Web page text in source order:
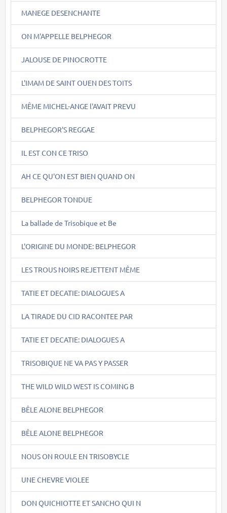
MANEGE DESENCHANTE
ON M'APPELLE BELPHEGOR
JALOUSE DE PINOCROTTE
L'IMAM DE SAINT OUEN DES TOITS
MÊME MICHEL-ANGE l'AVAIT PREVU
BELPHEGOR'S REGGAE
IL EST CON CE TRISO
AH CE QU'ON EST BIEN QUAND ON
BELPHEGOR TONDUE
La ballade de Trisobique et Be
L'ORIGINE DU MONDE: BELPHEGOR
LES TROUS NOIRS REJETTENT MÊME
TATIE ET DECATIE: DIALOGUES A
LA TIRADE DU CID RACONTEE PAR
TATIE ET DECATIE: DIALOGUES A
TRISOBIQUE NE VA PAS Y PASSER
THE WILD WILD WEST IS COMING B
BÊLE ALONE BELPHEGOR
BÊLE ALONE BELPHEGOR
NOUS ON ROULE EN TRISOBYCLE
UNE CHEVRE VIOLEE
DON QUICHIOTTE ET SANCHO QUI N